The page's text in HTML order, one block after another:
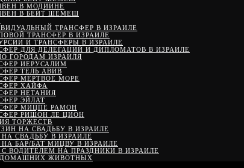
В МОДИИНЕ
В БЕЙТ ШЕМЕШ
ТРАНСФЕР В ИЗРАИЛЕ
ТРАНСФЕР В ИЗРАИЛЕ
И ТРАНСФЕРЫ В ИЗРАИЛЕ
ДЛЯ ДЕЛЕГАЦИЙ И ДИПЛОМАТОВ В ИЗРАИЛЕ
ГОРОДАМ ИЗРАИЛЯ
ИЕРУСАЛИМ
ТЕЛЬ АВИВ
МЕРТВОЕ МОРЕ
ХАЙФА
НЕТАНИЯ
ЭЙЛАТ
МИЦПЕ РАМОН
РИШОН ЛЕ ЦИОН
ТОРЖЕСТВ
НА СВАДЬБУ В ИЗРАИЛЕ
НА СВАДЬБУ В ИЗРАИЛЕ
НА БАР/БАТ МИЦВУ В ИЗРАИЛЕ
С ВОДИТЕЛЕМ НА ПРАЗДНИКИ В ИЗРАИЛЕ
ДОМАШНИХ ЖИВОТНЫХ